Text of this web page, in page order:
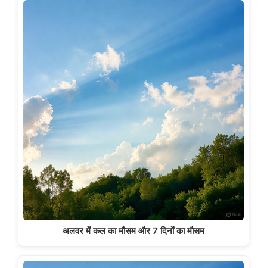
अलवर में कल का मौसम और 7 दिनों का मौसम